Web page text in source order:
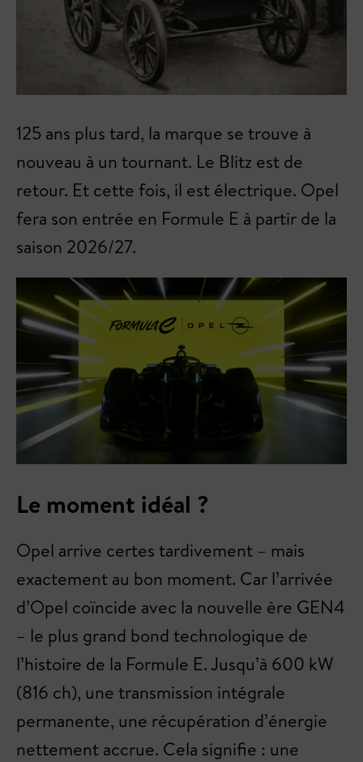
125 ans plus tard, la marque se trouve à
nouveau à un tournant. Le Blitz est de
retour. Et cette fois, il est électrique. Opel
fera son entrée en Formule E à partir de la
saison 2026/27.
Le moment idéal ?
Opel arrive certes tardivement – mais
exactement au bon moment. Car l’arrivée
d’Opel coïncide avec la nouvelle ère GEN4
– le plus grand bond technologique de
l’histoire de la Formule E. Jusqu’à 600 kW
(816 ch), une transmission intégrale
permanente, une récupération d’énergie
nettement accrue. Cela signifie : une